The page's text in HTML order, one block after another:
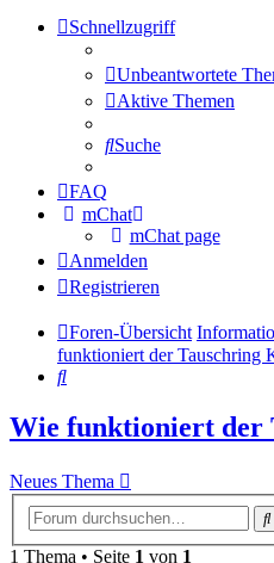
Schnellzugriff
Unbeantwortete
Aktive Themen
Suche
FAQ
mChat
mChat page
Anmelden
Registrieren
Foren-Übersicht
funktioniert der Tauschring
Suche
Wie funktioniert der
Neues Thema
1 Thema • Seite 1 von 1